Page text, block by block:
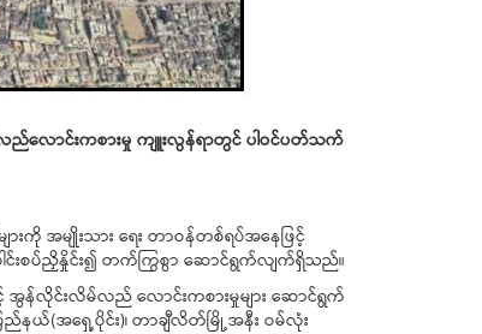
လောင်းကစားမှု ကျူးလွန်ရာတွင် ပါဝင်ပတ်သက်
းကို အမျိုးသား ရေး တာဝန်တစ်ရပ်အနေဖြင့်
ေါင်းစပ်ညှိနှိုင်း၍ တက်ကြွစွာ ဆောင်ရွက်လျက်ရှိသည်။
အွန်လိုင်းလိမ်လည် လောင်းကစားမှုများ ဆောင်ရွက်
ည်နယ်(အရှေ့ပိုင်း)၊ တာချီလိတ်မြို့အနီး ဝမ်လုံး